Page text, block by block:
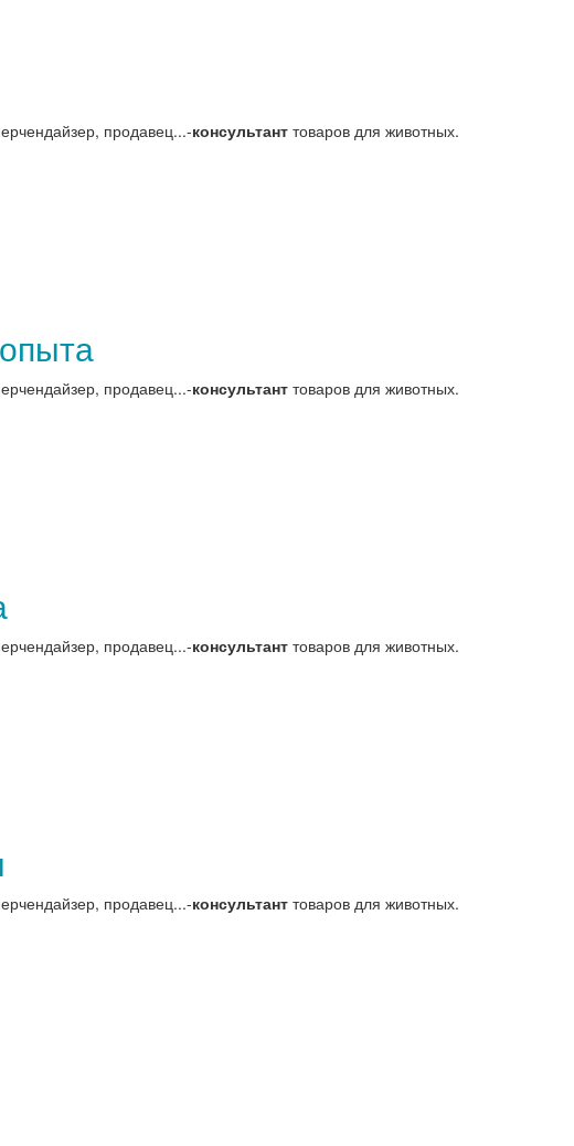
продавец...-консультант товаров для животных.
продавец...-консультант товаров для животных.
продавец...-консультант товаров для животных.
продавец...-консультант товаров для животных.